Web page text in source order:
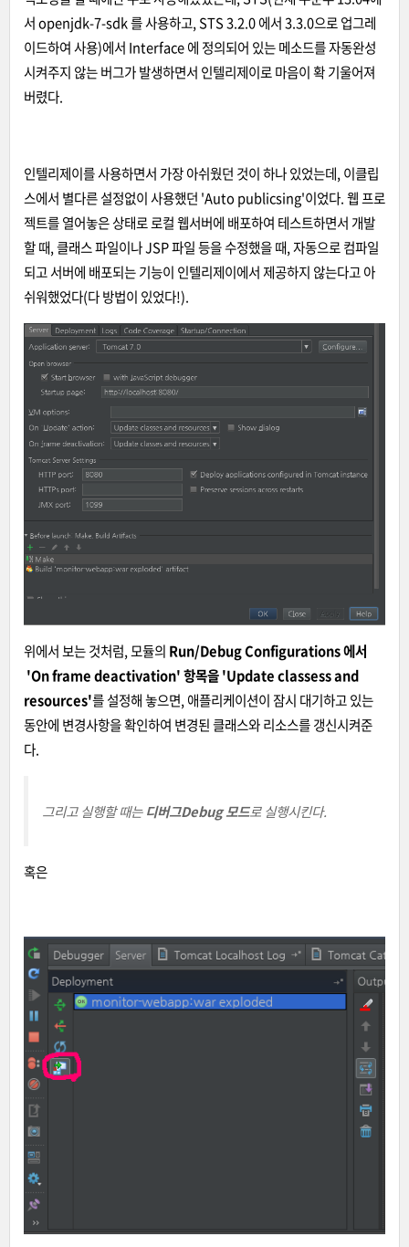
서 openjdk-7-sdk 를 사용하고, STS 3.2.0 에서 3.3.0으로 업그레
이드하여사용)에서 Interface 에 정의되어 있는 메소드를 자동완성
시켜주지 않는 버그가 발생하면서 인텔리제이로 마음이 확 기울어져
버렸다.
인텔리제이를 사용하면서 가장 아쉬웠던 것이 하나 있었는데, 이클립
스에서 별다른 설정없이 사용했던 'Auto publicsing'이었다. 웹 프로
젝트를 열어놓은 상태로 로컬 웹서버에 배포하여 테스트하면서 개발
할 때, 클래스 파일이나 JSP 파일 등을 수정했을 때, 자동으로 컴파일
되고 서버에 배포되는 기능이 인텔리제이에서 제공하지 않는다고 아
쉬워했었다(다 방법이 있었다!).
위에서 보는 것처럼, 모듈의 Run/Debug Configurations 에서
'On frame deactivation' 항목을 'Update classess and
resources'를 설정해 놓으면, 애플리케이션이 잠시 대기하고 있는
동안에 변경사항을 확인하여 변경된 클래스와 리소스를 갱신시켜준
다.
그리고 실행할 때는디버그Debug 모드로 실행시킨다.
혹은